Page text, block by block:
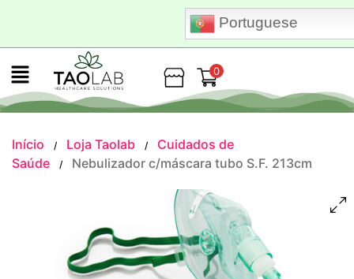
Portuguese
Loja
0
Início / Loja Taolab /
Cuidados de
Saúde
/ Nebulizador c/máscara tubo S.F. 213cm